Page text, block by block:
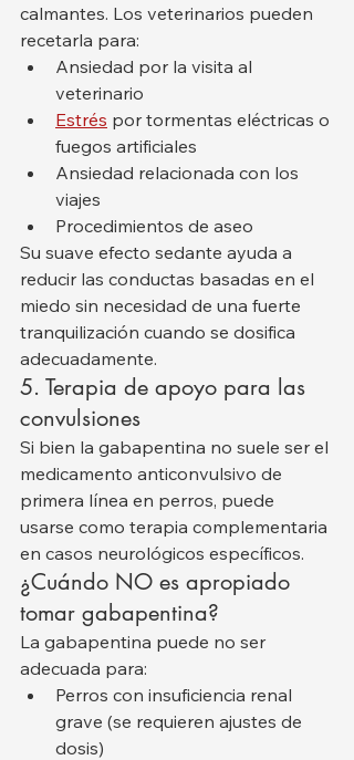
calmantes. Los veterinarios pueden
recetarla para:
Ansiedad por la visita al
veterinario
Estrés por tormentas eléctricas o
fuegos artificiales
Ansiedad relacionada con los
viajes
Procedimientos de aseo
Su suave efecto sedante ayuda a
reducir las conductas basadas en el
miedo sin necesidad de una fuerte
tranquilización cuando se dosifica
adecuadamente.
5. Terapia de apoyo para las
convulsiones
Si bien la gabapentina no suele ser el
medicamento anticonvulsivo de
primera línea en perros, puede
usarse como terapia complementaria
en casos neurológicos específicos.
¿Cuándo NO es apropiado
tomar gabapentina?
La gabapentina puede no ser
adecuada para:
Perros con insuficiencia renal
grave (se requieren ajustes de
dosis)